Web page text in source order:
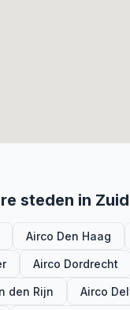
steden in
Airco Den Haag
Airco Dordrecht
den Rijn Airco